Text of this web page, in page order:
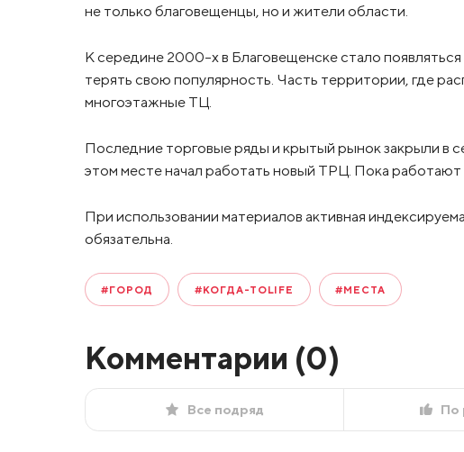
не только благовещенцы, но и жители области.
К середине 2000-х в Благовещенске стало
терять свою популярность. Часть территории, где
многоэтажные ТЦ.
Последние торговые ряды и крытый рынок закрыли в
этом месте начал работать новый ТРЦ. Пока работают
При использовании материалов активная
обязательна.
#ГОРОД #КОГДА-ТОLIFE #МЕСТА
Комментарии (0)
Все подряд По